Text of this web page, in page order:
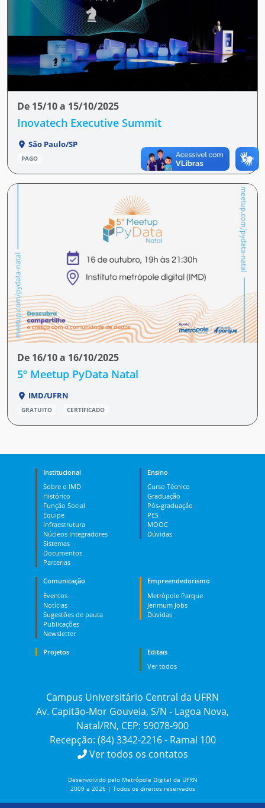
De 15/10 a 15/10/2025
Inovatech Executive Summit
São Paulo/SP
PAGO
De 16/10 a 16/10/2025
5º Meetup PyData Natal
IMD/UFRN
GRATUITO CERTIFICADO
Institucional
Sobre o IMD
Histórico
Função Social
Equipe
Infraestrutura
Núcleos Integradores
Sistemas
Documentos
Parcerias
Ensino
Curso Técnico
Graduação
Pós-graduação
PES
MOOC
Dúvidas
Comunicação
Eventos
Notícias
Sugestões de pauta
Publicações
Newsletter
Empreendedorismo
Metrópole Parque
Jerimum Jobs
Dúvidas
Projetos
Editais
Ver todos
Campus Universitário Central da UFRN
Av. Capitão-Mor Gouveia, S/N - Lagoa Nova,
Natal/RN, CEP: 59078-900
Recepção: (84) 3342-2216 - Ramal 100
Ver todos os contatos
Desenvolvido pelo Metrópole Digital da UFRN
2009 a 2026 | Todos os direitos reservados